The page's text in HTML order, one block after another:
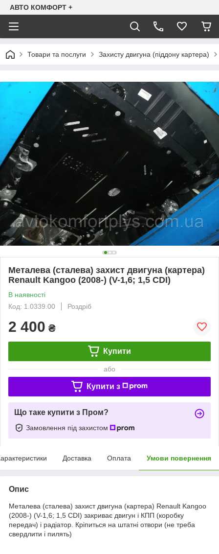
АВТО КОМФОРТ +
Товари та послуги Захисту двигуна (піддону картера)
Металева (сталева) захист двигуна (картера)
Renault Kangoo (2008-) (V-1,6; 1,5 CDI)
В наявності
Код: 1.0339.00
Роздріб
2 400 ₴
Купити
або
Купити з
Що таке купити з Пром?
Замовлення під захистом
Доставка Оплата Умови повернення
Опис
Металева (сталева) захист двигуна (картера) Renault Kangoo
(2008-) (V-1,6; 1,5 CDI) закриває двигун і КПП (коробку
передач) і радіатор. Кріпиться на штатні отвори (не треба
свердлити і пилять)